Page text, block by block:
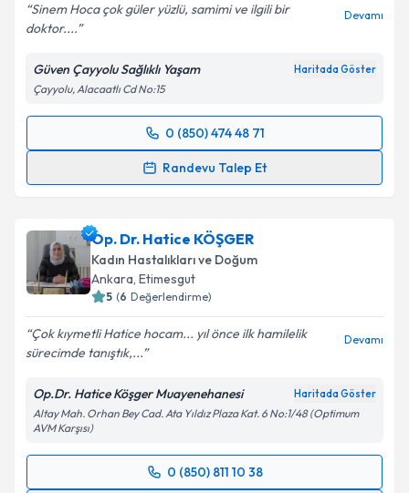
kapsamda işlenmesini kabul ediyorum.
Takvim Talebini Gönder
Sinem Hoca çok güler yüzlü, samimi ve ilgili bir
doktor....
Devamı
Güven Çayyolu Sağlıklı Yaşam Haritada Göster
Çayyolu, Alacaatlı Cd No:15
0 (850) 474 48 71
Randevu Talep Et
Randevu Takvimi Talebi
için bir takvim hazırlandığında e-posta ile
bilgilendireceğiz.
E-posta Adresiniz
Metni'ni okudum ve kişisel verilerimin belirtilen
kapsamda işlenmesini kabul ediyorum.
Takvim Talebini Gönder
Op. Dr. Hatice KÖŞGER
Kadın Hastalıkları ve Doğum
Ankara, Etimesgut
5 (6 Değerlendirme)
Çok kıymetli Hatice hocam... yıl önce ilk hamilelik
sürecimde tanıştık,...
Devamı
Op.Dr. Hatice Köşger Muayenehanesi Haritada Göster
Altay Mah. Orhan Bey Cad. Ata Yıldız Plaza Kat. 6 No:1/48 (Optimum
AVM Karşısı)
0 (850) 811 10 38
Randevu Takvimi Talebi